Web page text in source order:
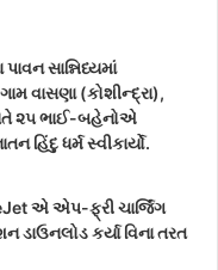
સાન્નિધ્યમાં
વાસણા (કોશીન્દ્રા),
૨૫ ભાઈ-બહેનોએ
હિંદુ ધર્મ સ્વીકાર્યો.
એ એપ-ફ્રી ચાર્જિંગ
ડાઉનલોડ કર્યા વિના તરત